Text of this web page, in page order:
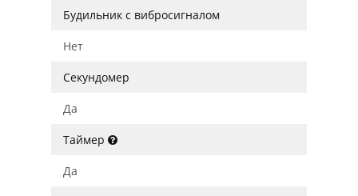
Будильник с вибросигналом
Нет
Секундомер
Да
Таймер
Да